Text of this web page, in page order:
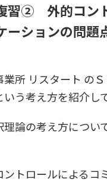
習② 外的コン
ーションの問題
所 リスタート のＳ
いう考え方を紹介し
論の考え方につい
トロールによるコ